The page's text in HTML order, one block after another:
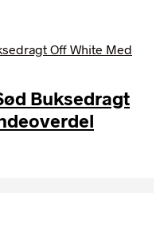
Buksedragt